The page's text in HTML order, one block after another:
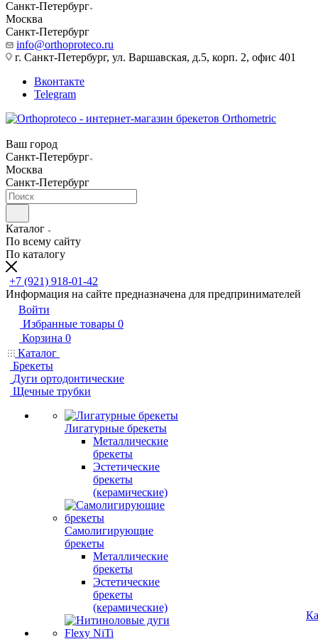
Санкт-Петербург
Москва
Санкт-Петербург
info@orthoproteco.ru
г. Санкт-Петербург, ул. Варшавская, д.5, корп. 2, офис 401
Вконтакте
Telegram
Ваш город
Санкт-Петербург
Москва
Санкт-Петербург
Каталог
По всему сайту
По каталогу
+7 (921) 918-01-42
Информация на сайте предназначена для предпринимателей
Войти
Избранные товары 0
Корзина 0
Каталог
Брекеты
Дуги ортодонтические
Щечные трубки
Лигатурные брекеты
Металлические
брекеты
Эстетические
брекеты
(керамические)
Самолигирующие
брекеты
Металлические
брекеты
Эстетические
брекеты
(керамические)